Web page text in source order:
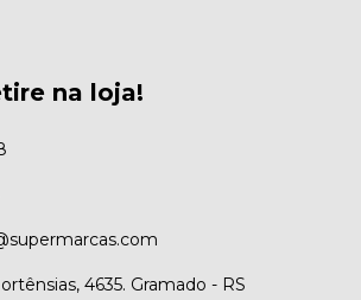
na loja!
4635. Gramado - RS